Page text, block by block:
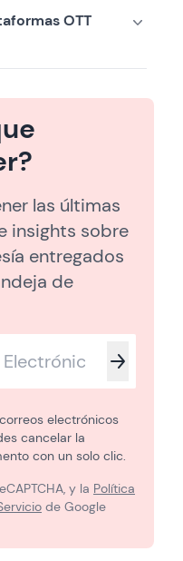
OTT
las últimas
insights sobre
entregados
de
electrónicos
cancelar la
con un solo clic.
y la Política
de Google